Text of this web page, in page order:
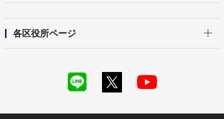
各区役所ページ